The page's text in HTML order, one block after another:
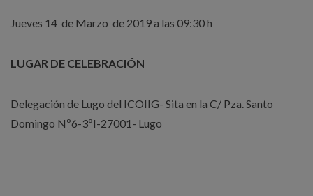
Jueves 14 de Marzo de 2019 a las 09:30 h
LUGAR DE CELEBRACIÓN
Delegación de Lugo del ICOIIG- Sita en la C/ Pza. Santo
Domingo Nº6-3ºI-27001- Lugo